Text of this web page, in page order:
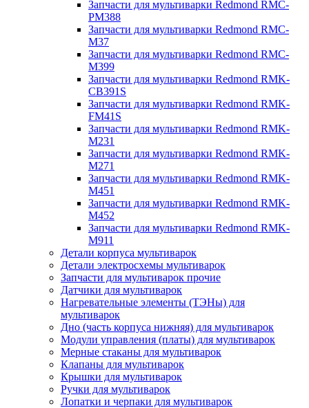
Запчасти для мультиварки Redmond RMC-
PM388
Запчасти для мультиварки Redmond RMC-
M37
Запчасти для мультиварки Redmond RMC-
M399
Запчасти для мультиварки Redmond RMK-
CB391S
Запчасти для мультиварки Redmond RMK-
FM41S
Запчасти для мультиварки Redmond RMK-
M231
Запчасти для мультиварки Redmond RMK-
M271
Запчасти для мультиварки Redmond RMK-
M451
Запчасти для мультиварки Redmond RMK-
M452
Запчасти для мультиварки Redmond RMK-
M911
Детали корпуса мультиварок
Детали электросхемы мультиварок
Запчасти для мультиварок прочие
Датчики для мультиварок
Нагревательные элементы (ТЭНы) для
мультиварок
Дно (часть корпуса нижняя) для мультиварок
Модули управления (платы) для мультиварок
Мерные стаканы для мультиварок
Клапаны для мультиварок
Крышки для мультиварок
Ручки для мультиварок
Лопатки и черпаки для мультиварок